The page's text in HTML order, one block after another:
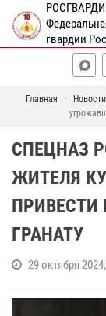
гвардии
Главная Новости
СПЕЦНАЗ
ЖИТЕЛЯ
ПРИВЕСТИ
ГРАНАТУ
29 октября